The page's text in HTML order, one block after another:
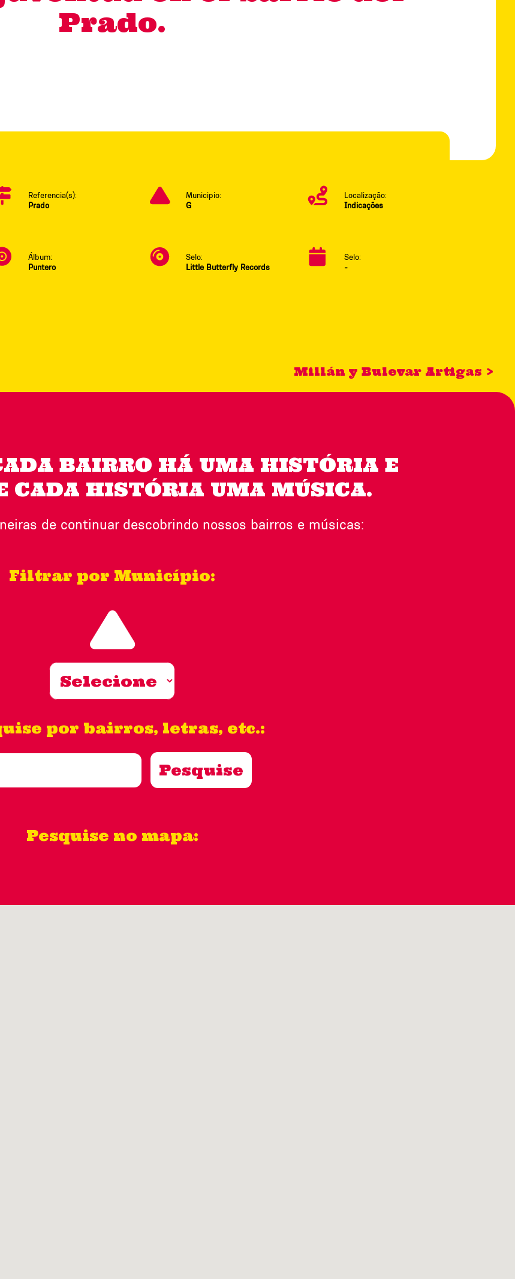
Prado.
Referencia(s):
Prado
Municipio:
G
Localização:
Indicações
Álbum:
Puntero
Selo:
Little Butterfly Records
Selo:
-
Millán y Bulevar Artigas >
BAIRRO HÁ UMA HISTÓRIA E
CADA HISTÓRIA UMA MÚSICA.
de continuar descobrindo nossos bairros e músicas:
Filtrar por Município:
por bairros, letras, etc.:
Pesquise no mapa: